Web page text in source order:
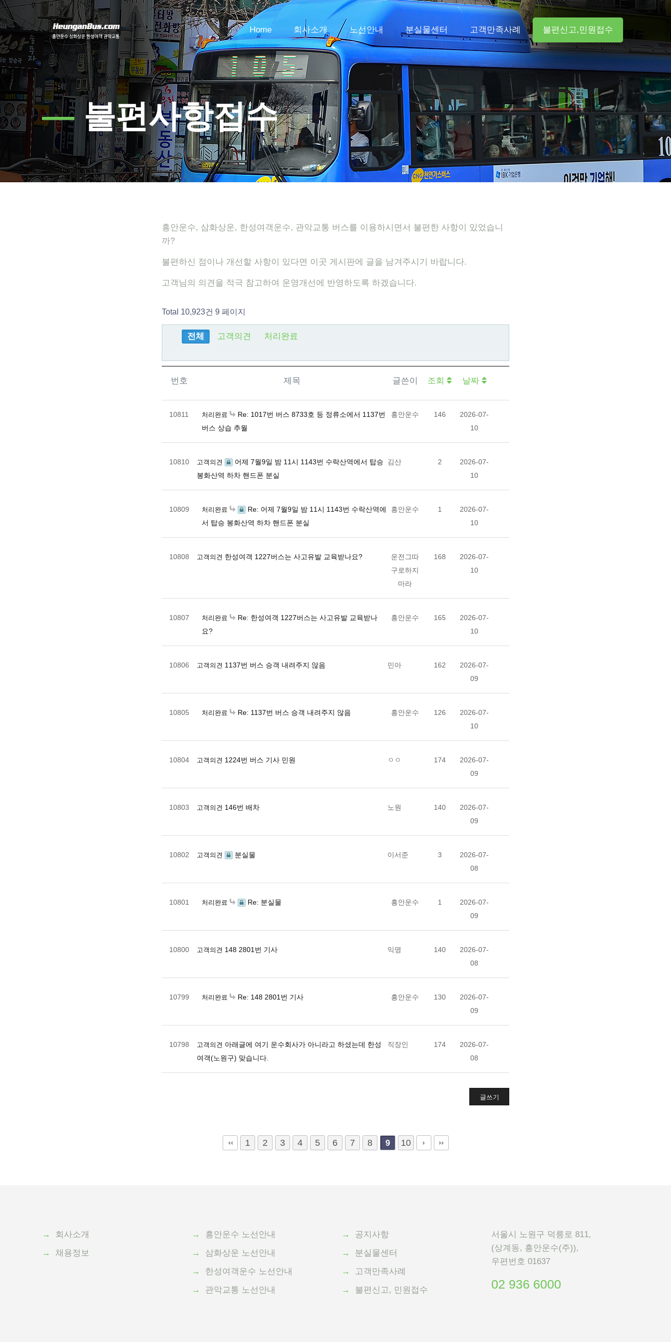
Home 회사소개 노선안내 분실물센터 고객만족사례 불편신고,민원접수
—불편사항접수
흥안운수, 삼화상운, 한성여객운수, 관악교통 버스를 이용하시면서 불편한 사항이 있었습니
까?
불편하신 점이나 개선할 사항이 있다면 이곳 게시판에 글을 남겨주시기 바랍니다.
고객님의 의견을 적극 참고하여 운영개선에 반영하도록 하겠습니다.
Total 10,923건 9 페이지
전체 고객의견 처리완료
번호 제목 글쓴이 조회 날짜
10811 처리완료
Re: 1017번 버스 8733호 등 정류소에서 1137번
버스 상습 추월
흥안운수 146
2026-07-
10
10810 고객의견
어제 7월9일 밤 11시 1143번 수락산역에서 탑승
봉화산역 하차 핸드폰 분실
김산 2
2026-07-
10
10809 처리완료
Re: 어제 7월9일 밤 11시 1143번 수락산역에
서 탑승 봉화산역 하차 핸드폰 분실
흥안운수 1
2026-07-
10
10808 고객의견 한성여객 1227버스는 사고유발 교육받나요?
운전그따
구로하지
마라
168
2026-07-
10
10807 처리완료
Re: 한성여객 1227버스는 사고유발 교육받나
요?
흥안운수 165
2026-07-
10
10806 고객의견 1137번 버스 승객 내려주지 않음 민아 162
2026-07-
09
10805 처리완료 Re: 1137번 버스 승객 내려주지 않음 흥안운수 126
2026-07-
10
10804 고객의견 1224번 버스 기사 민원 ㅇㅇ 174
2026-07-
09
10803 고객의견 146번 배차 노원 140
2026-07-
09
10802 고객의견 분실물 이서준 3
2026-07-
08
10801 처리완료 Re: 분실물 흥안운수 1
2026-07-
09
10800 고객의견 148 2801번 기사 익명 140
2026-07-
08
10799 처리완료 Re: 148 2801번 기사 흥안운수 130
2026-07-
09
10798 고객의견 아래글에 여기 운수회사가 아니라고 하셨는데 한성
여객(노원구) 맞습니다.
직장인 174
2026-07-
08
글쓰기
1 2 3 4 5 6 7 8 9 10
→
회사소개
→
채용정보
→
흥안운수 노선안내
→
삼화상운 노선안내
→
한성여객운수 노선안내
→
관악교통 노선안내
→
공지사항
→
분실물센터
→
고객만족사례
→
불편신고, 민원접수
서울시 노원구 덕릉로 811,
(상계동, 흥안운수(주)),
우편번호 01637
02 936 6000